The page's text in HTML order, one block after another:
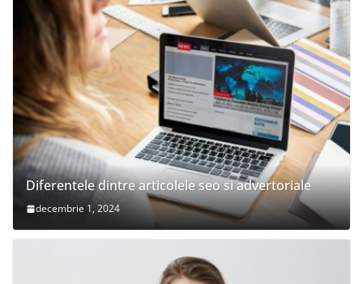
Diferentele dintre articolele seo si advertoriale
decembrie 1, 2024